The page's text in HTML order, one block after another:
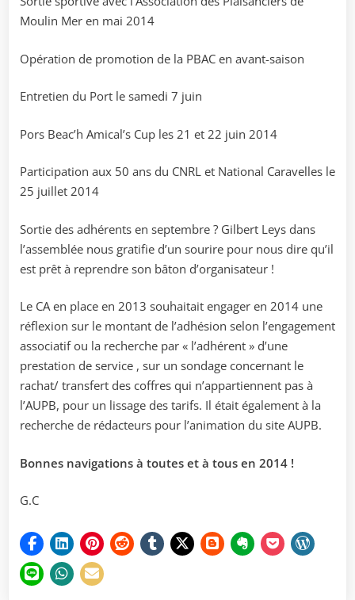
Moulin Mer en mai 2014
Opération de promotion de la PBAC en avant-saison
Entretien du Port le samedi 7 juin
Pors Beac’h Amical’s Cup les 21 et 22 juin 2014
Participation aux 50 ans du CNRL et National Caravelles le
25 juillet 2014
Sortie des adhérents en septembre ? Gilbert Leys dans
l’assemblée nous gratifie d’un sourire pour nous dire qu’il
est prêt à reprendre son bâton d’organisateur !
Le CA en place en 2013 souhaitait engager en 2014 une
réflexion sur le montant de l’adhésion selon l’engagement
associatif ou la recherche par « l’adhérent » d’une
prestation de service , sur un sondage concernant le
rachat/ transfert des coffres qui n’appartiennent pas à
l’AUPB, pour un lissage des tarifs. Il était également à la
recherche de rédacteurs pour l’animation du site AUPB.
Bonnes navigations à toutes et à tous en 2014 !
G.C